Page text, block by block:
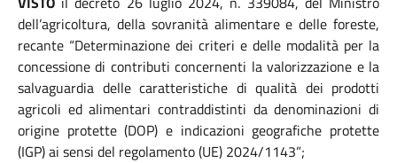
dell’agricoltura, della sovranità alimentare e delle foreste,
recante “Determinazione dei criteri e delle modalità per la
concessione di contributi concernenti la valorizzazione e la
salvaguardia delle caratteristiche di qualità dei prodotti
agricoli ed alimentari contraddistinti da denominazioni di
origine protette (DOP) e indicazioni geografiche protette
(IGP) ai sensi del regolamento (UE) 2024/1143”;